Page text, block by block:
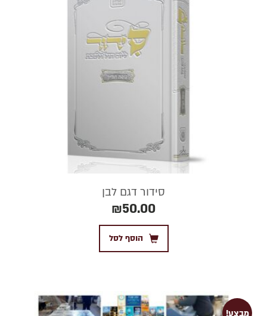
סידור דגם לבן
₪50.00
הוסף לסל
מבצע!